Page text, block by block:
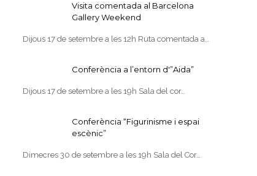
Visita comentada al Barcelona
Gallery Weekend
Dijous 17 de setembre a les 12h Ruta comentada a…
Conferència a l’entorn d'”Aida”
Dijous 17 de setembre a les 19h Sala del cor…
Conferència “Figurinisme i espai
escènic”
Dimecres 30 de setembre a les 19h Sala del Cor…